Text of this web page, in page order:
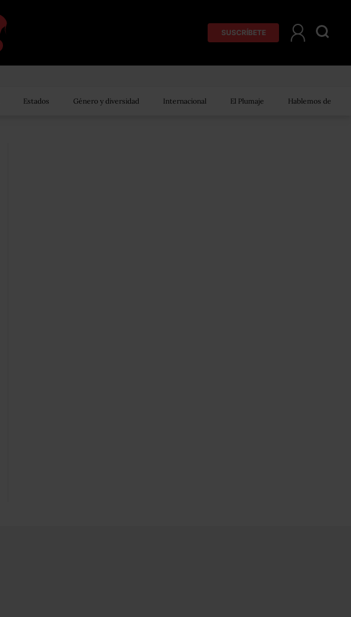
SUSCRÍBETE
Estados Género y diversidad Internacional El Plumaje Hablemos de